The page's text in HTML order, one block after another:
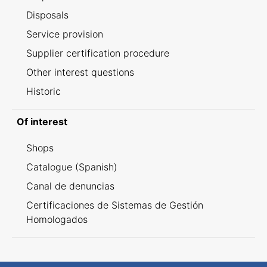
Disposals
Service provision
Supplier certification procedure
Other interest questions
Historic
Of interest
Shops
Catalogue (Spanish)
Canal de denuncias
Certificaciones de Sistemas de Gestión
Homologados